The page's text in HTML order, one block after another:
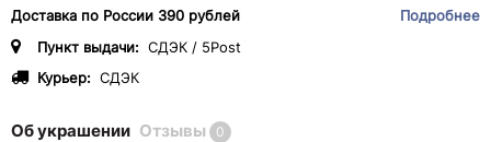
Доставка по России 390 рублей
Подробнее
Пункт выдачи: СДЭК / 5Post
Курьер: СДЭК
Об украшении Отзывы 0